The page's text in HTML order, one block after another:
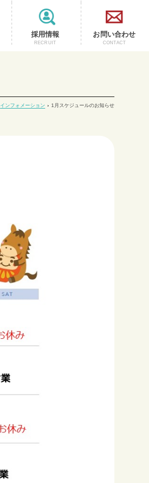
採用情報
RECRUIT
お問い合わせ
CONTACT
インフォメーション 1月スケジュールのお知らせ